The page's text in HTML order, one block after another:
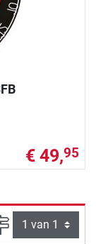
€ 49,95
Pagina